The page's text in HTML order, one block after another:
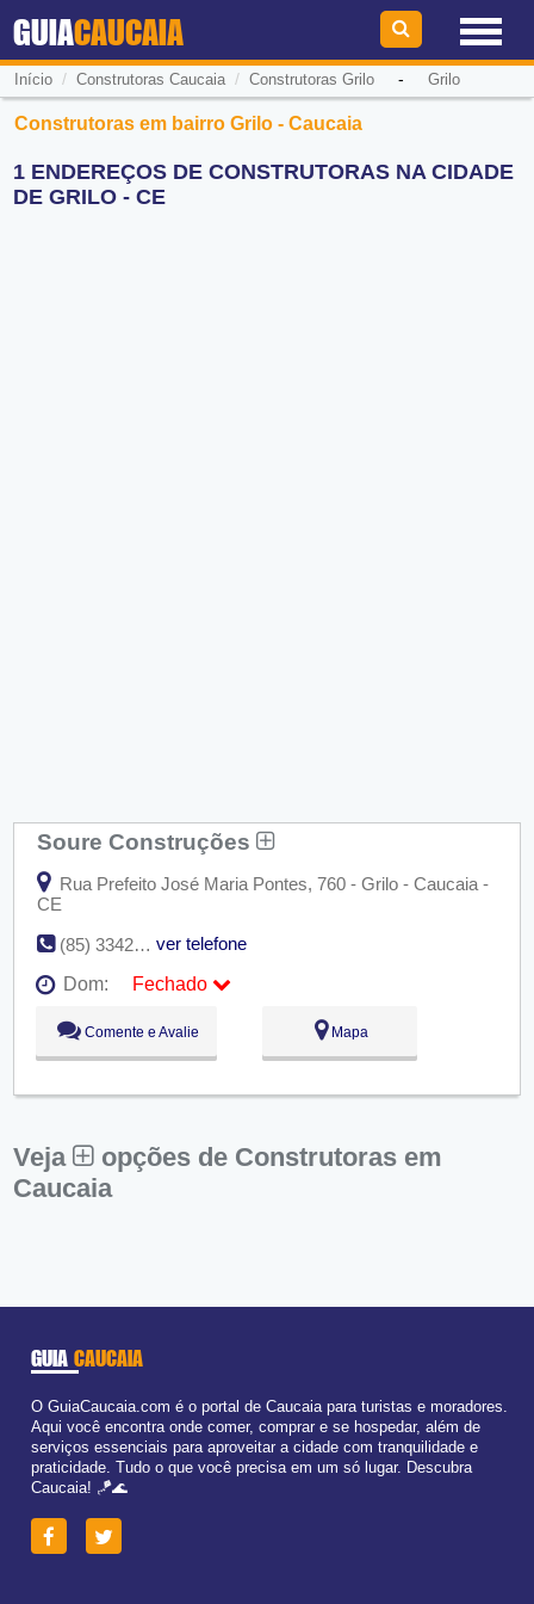
GUIACAUCAIA
Início / Construtoras Caucaia/ Construtoras Grilo- Grilo
Construtoras em bairro Grilo - Caucaia
1 ENDEREÇOS DE CONSTRUTORAS NA CIDADE
DE GRILO - CE
Soure Construções
Rua Prefeito José Maria Pontes, 760 - Grilo - Caucaia -
CE
(85) 3342-4000
ver telefone
Dom:
Fechado
Seg:
Ter:
09:00 - 18:00
Qua:
09:00 - 18:00
Sex:
09:00 - 18:00
Dom:
Fechado
Comente e Avalie Mapa
Veja
opções de Construtoras em
Caucaia
GUIA CAUCAIA
O GuiaCaucaia.com é o portal de Caucaia para turistas e moradores.
Aqui você encontra onde comer, comprar e se hospedar, além de
serviços essenciais para aproveitar a cidade com tranquilidade e
praticidade. Tudo o que você precisa em um só lugar. Descubra
Caucaia! 🪁🌊